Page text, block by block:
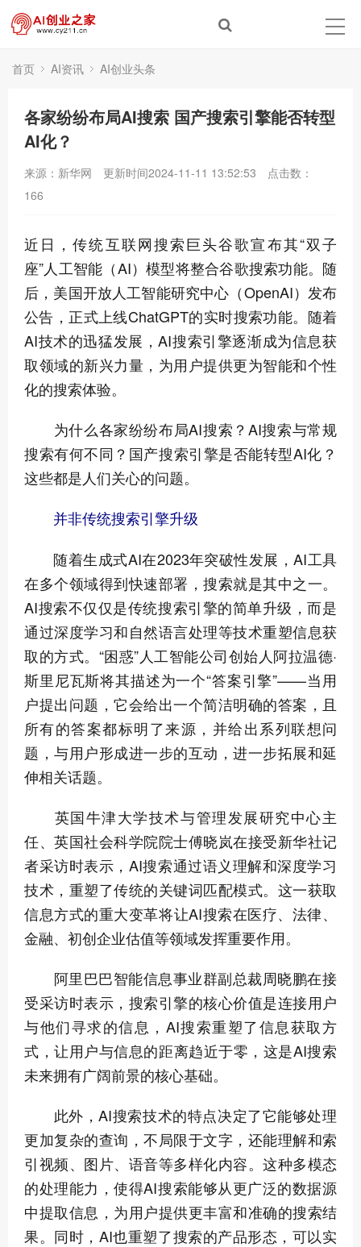
首页 AI资讯 AI创业头条
各家纷纷布局AI搜索 国产搜索引擎能否转型
AI化？
来源：新华网 更新时间2024-11-11 13:52:53
点击数：
166
近日，传统互联网搜索巨头谷歌宣布其“双子
座”人工智能（AI）模型将整合谷歌搜索功能。随
后，美国开放人工智能研究中心（OpenAI）发布
公告，正式上线ChatGPT的实时搜索功能。随着
AI技术的迅猛发展，AI搜索引擎逐渐成为信息获
取领域的新兴力量，为用户提供更为智能和个性
化的搜索体验。
为什么各家纷纷布局AI搜索？AI搜索与常规
搜索有何不同？国产搜索引擎是否能转型AI化？
这些都是人们关心的问题。
并非传统搜索引擎升级
随着生成式AI在2023年突破性发展，AI工具
在多个领域得到快速部署，搜索就是其中之一。
AI搜索不仅仅是传统搜索引擎的简单升级，而是
通过深度学习和自然语言处理等技术重塑信息获
取的方式。“困惑”人工智能公司创始人阿拉温德·
斯里尼瓦斯将其描述为一个“答案引擎”——当用
户提出问题，它会给出一个简洁明确的答案，且
所有的答案都标明了来源，并给出系列联想问
题，与用户形成进一步的互动，进一步拓展和延
伸相关话题。
英国牛津大学技术与管理发展研究中心主
任、英国社会科学院院士傅晓岚在接受新华社记
者采访时表示，AI搜索通过语义理解和深度学习
技术，重塑了传统的关键词匹配模式。这一获取
信息方式的重大变革将让AI搜索在医疗、法律、
金融、初创企业估值等领域发挥重要作用。
阿里巴巴智能信息事业群副总裁周晓鹏在接
受采访时表示，搜索引擎的核心价值是连接用户
与他们寻求的信息，AI搜索重塑了信息获取方
式，让用户与信息的距离趋近于零，这是AI搜索
未来拥有广阔前景的核心基础。
此外，AI搜索技术的特点决定了它能够处理
更加复杂的查询，不局限于文字，还能理解和索
引视频、图片、语音等多样化内容。这种多模态
的处理能力，使得AI搜索能够从更广泛的数据源
中提取信息，为用户提供更丰富和准确的搜索结
果。同时，AI也重塑了搜索的产品形态，可以实